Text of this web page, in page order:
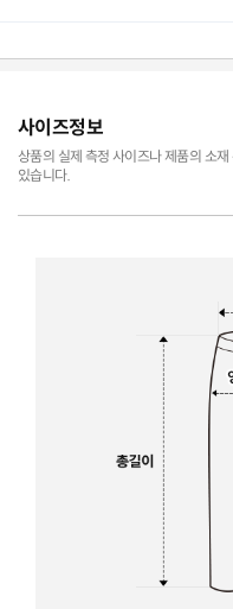
사이즈정보
상품의 실제 측정 사이즈나 제품의 소
있습니다.